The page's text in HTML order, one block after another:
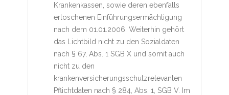
Krankenkassen, sowie deren ebenfalls
erloschenen Einführungsermächtigung
nach dem 01.01.2006. Weiterhin gehört
das Lichtbild nicht zu den Sozialdaten
nach § 67, Abs. 1 SGB X und somit auch
nicht zu den
krankenversicherungsschutzrelevanten
Pflichtdaten nach § 284, Abs. 1, SGB V. Im